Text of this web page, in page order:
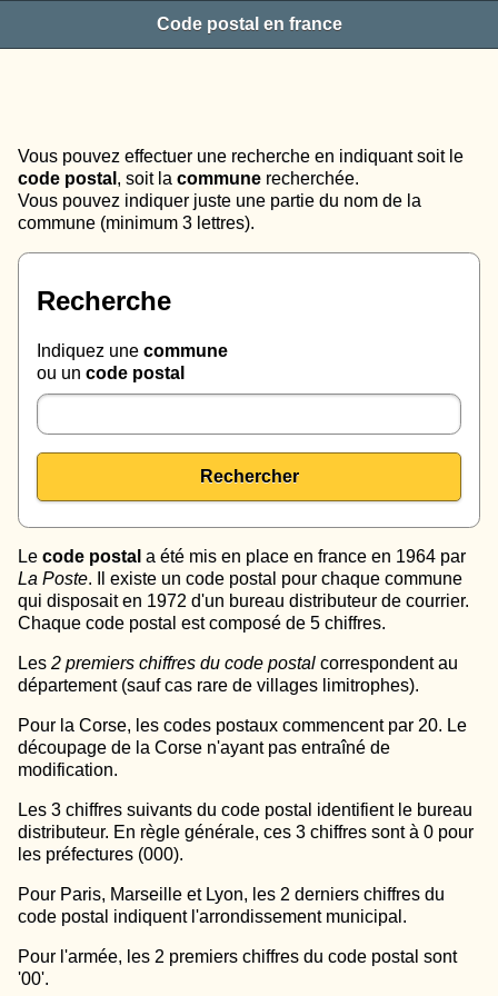
Code postal en france
Vous pouvez effectuer une recherche en indiquant soit le
code postal , soit la commune recherchée.
Vous pouvez indiquer juste une partie du nom de la
commune (minimum 3 lettres).
Recherche
Indiquez une commune
ou un code postal
Rechercher
Le code postal a été mis en place en france en 1964 par
La Poste. Il existe un code postal pour chaque commune
qui disposait en 1972 d'un bureau distributeur de courrier.
Chaque code postal est composé de 5 chiffres.
Les 2 premiers chiffres du code postal correspondent au
département (sauf cas rare de villages limitrophes).
Pour la Corse, les codes postaux commencent par 20. Le
découpage de la Corse n'ayant pas entraîné de
modification.
Les 3 chiffres suivants du code postal identifient le bureau
distributeur. En règle générale, ces 3 chiffres sont à 0 pour
les préfectures (000).
Pour Paris, Marseille et Lyon, les 2 derniers chiffres du
code postal indiquent l'arrondissement municipal.
Pour l'armée, les 2 premiers chiffres du code postal sont
'00'.